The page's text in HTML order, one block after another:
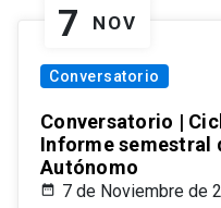
7 NOV
Conversatorio
Conversatorio |
Informe semestral
Autónomo
7 de Noviembre de